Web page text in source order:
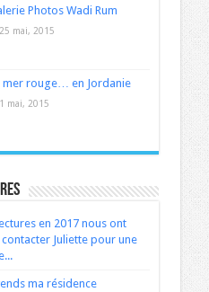
Photos Wadi Rum
25 mai, 2015
mer rouge… en Jordanie
1 mai, 2015
en 2017 nous ont
Juliette pour une
ma résidence